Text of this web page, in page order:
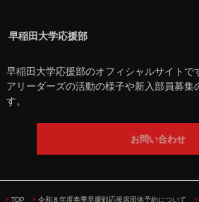
早稲田大学応援部
早稲田大学応援部のオフィシャルサイトで
アリーダーズの活動の様子や新入部員募集
す。
お問い合わせ
TOP 令和８年度春季早慶戦応援席団体予約について